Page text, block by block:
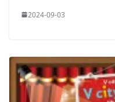
2024-09-03